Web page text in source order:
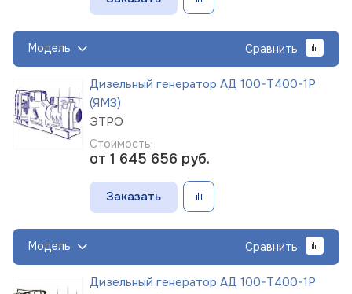
Модель Сравнить
Дизельный генератор АД 100-Т400-1Р
(ЯМЗ)
ЭТРО
Стоимость:
от 1 645 656 руб.
Заказать
Модель Сравнить
Дизельный генератор АД 100-Т400-1Р